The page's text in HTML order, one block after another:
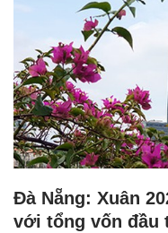
Đà Nẵng: Xuân
với tổng vốn đầu